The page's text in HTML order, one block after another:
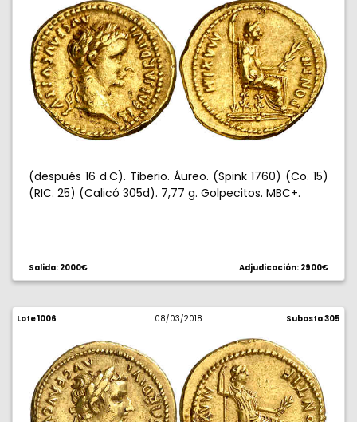
(después 16 d.C). Tiberio. Áureo. (Spink 1760) (Co. 15)
(RIC. 25) (Calicó 305d). 7,77 g. Golpecitos. MBC+.
Salida: 2000€ Adjudicación: 2900€
Lote 1006 08/03/2018 Subasta 305